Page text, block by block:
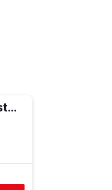
Candlewood Suites Boston North Shore - Danvers By IHG